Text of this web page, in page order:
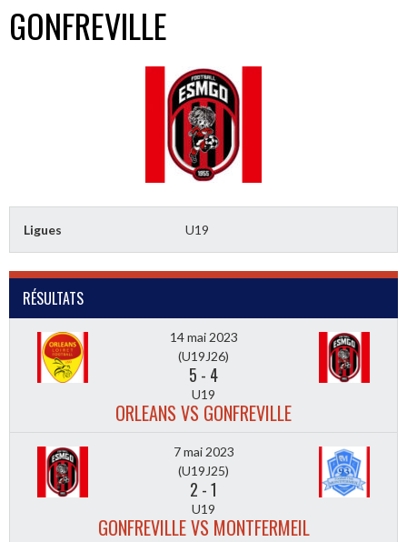
GONFREVILLE
Ligues U19
RÉSULTATS
14 mai 2023
(U19J26)
5 - 4
U19
ORLEANS VS GONFREVILLE
7 mai 2023
(U19J25)
2 -1
U19
GONFREVILLE VS MONTFERMEIL